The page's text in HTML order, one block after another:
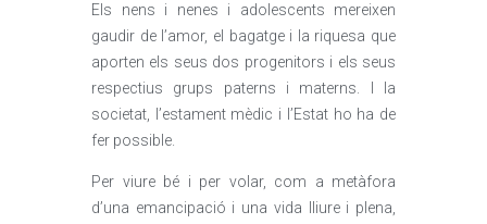
Els nens i nenes i adolescents mereixen
gaudir de l’amor, el bagatge i la riquesa que
aporten els seus dos progenitors i els seus
respectius grups paterns i materns. I la
societat, l’estament mèdic i l’Estat ho ha de
fer possible.
Per viure bé i per volar, com a metàfora
d’una emancipació i una vida lliure i plena,